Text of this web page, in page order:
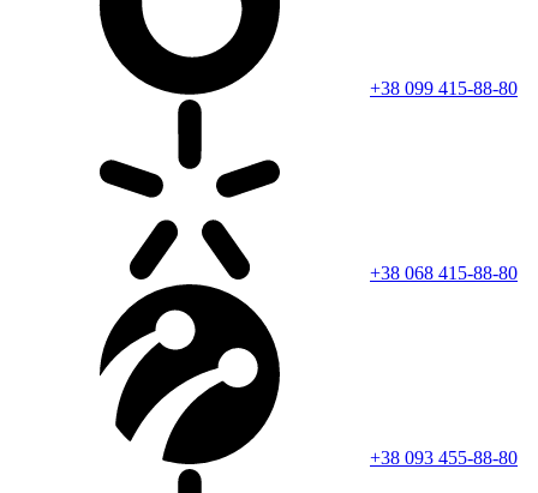
+38 099 415-88-80
+38 068 415-88-80
+38 093 455-88-80